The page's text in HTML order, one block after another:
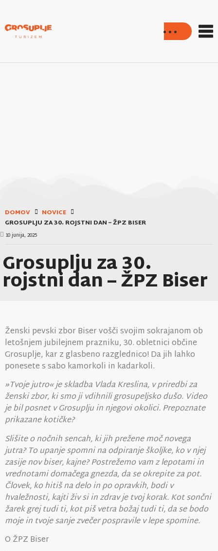
DOMOV
NOVICE
GROSUPLJU ZA 30. ROJSTNI DAN – ŽPZ BISER
10 junija, 2025
Grosuplju za 30.
rojstni dan – ŽPZ Biser
Ženski pevski zbor Biser vošči svojim sokrajanom ob
letošnjem jubilejnem prazniku, 30. obletnici občine
Grosuplje, kar z glasbeno razglednico! Da jih lahko
ponesete s sabo kamorkoli in kadarkoli.
»Tvoje jutro« je skladba Vlada Kreslina, v priredbi za
ženski zbor, ki smo ji vdihnili grosupeljsko dušo. Video
je bil posnet v Grosuplju in njegovi okolici. Prepoznate
prikazane kotičke?
Slišite o nočnih sencah, ki jih prežene moč novega
jutra? To upanje spomni na odpiranje školjke, ko v njej
zasije nov biser, kajne? Postrežemo vam z lepotami in
vrednotami domačega gnezda, da se okrepite za pot.
Človek, ko hitiš na delo in po opravkih, bodi v
hvaležnosti, kajti živ si in zdrav je tvoj korak. Kot sončni
žarek grej tudi ti, kot piš vetra božaj tudi ti, da se bodo
moje in tvoje sanje zvečer pospravile v lepe spomine.
O ŽPZ Biser